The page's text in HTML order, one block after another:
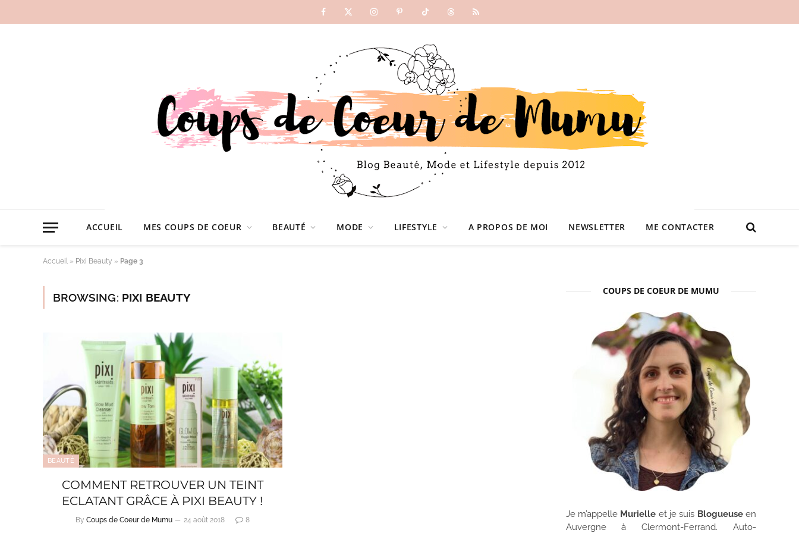
Facebook
X
InstagramPinterestTikTokThreadsRSS
ACCUEIL MES COUPS DE COEUR BEAUTÉ MODE LIFESTYLE A PROPOS DE MOI NEWSLETTER ME CONTACTER
Accueil » Pixi Beauty » Page 3
BROWSING: PIXI BEAUTY
BEAUTÉ
COMMENT RETROUVER UN TEINT
ECLATANT GRÂCE À PIXI BEAUTY !
By Coups de Coeur de Mumu 24 août 2018 8
COUPS DE COEUR DE MUMU
Je m’appelle Murielle et je suis Blogueuseen
Auvergne à Clermont-Ferrand. Auto-